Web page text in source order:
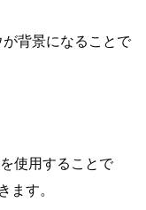
背景になることで
使用することで
す。